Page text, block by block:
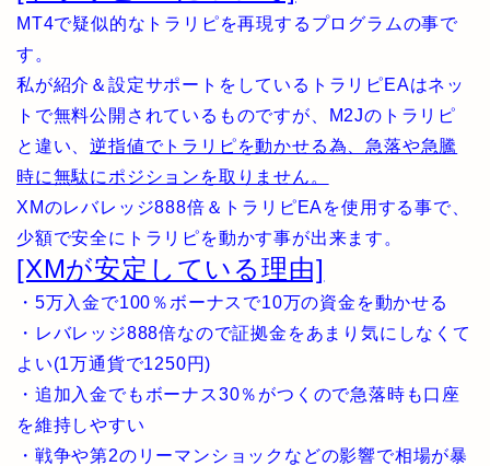
MT4で疑似的なトラリピを再現するプログラムの事で
す。
私が紹介＆設定サポートをしているトラリピEAはネッ
トで無料公開されているものですが、M2Jのトラリピ
と違い、逆指値でトラリピを動かせる為、急落や急騰
時に無駄にポジションを取りません。
XMのレバレッジ888倍＆トラリピEAを使用する事で、
少額で安全にトラリピを動かす事が出来ます。
[XMが安定している理由]
・5万入金で100％ボーナスで10万の資金を動かせる
・レバレッジ888倍なので証拠金をあまり気にしなくて
よい(1万通貨で1250円)
・追加入金でもボーナス30％がつくので急落時も口座
を維持しやすい
・戦争や第2のリーマンショックなどの影響で相場が暴